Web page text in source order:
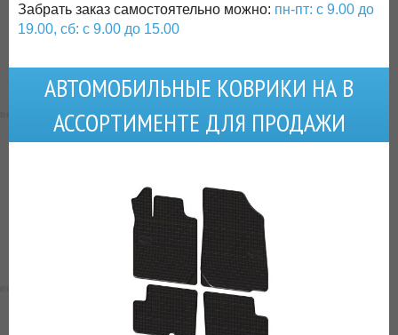
Забрать заказ самостоятельно можно: пн-пт: с 9.00 до
19.00, сб: с 9.00 до 15.00
АВТОМОБИЛЬНЫЕ КОВРИКИ НА В
АССОРТИМЕНТЕ ДЛЯ ПРОДАЖИ